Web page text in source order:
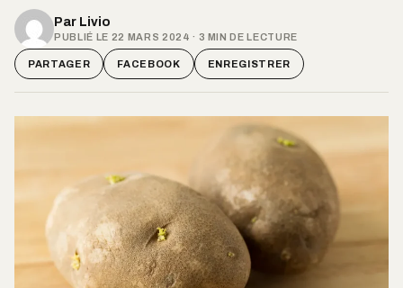
Par Livio
PUBLIÉ LE 22 MARS 2024 · 3 MIN DE LECTURE
PARTAGER FACEBOOK ENREGISTRER